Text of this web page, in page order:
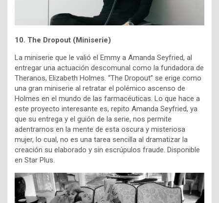
10. The Dropout (Miniserie)
La miniserie que le valió el Emmy a Amanda Seyfried, al
entregar una actuación descomunal como la fundadora de
Theranos, Elizabeth Holmes. “The Dropout” se erige como
una gran miniserie al retratar el polémico ascenso de
Holmes en el mundo de las farmacéuticas. Lo que hace a
este proyecto interesante es, repito Amanda Seyfried, ya
que su entrega y el guión de la serie, nos permite
adentrarnos en la mente de esta oscura y misteriosa
mujer, lo cual, no es una tarea sencilla al dramatizar la
creación su elaborado y sin escrúpulos fraude. Disponible
en Star Plus.